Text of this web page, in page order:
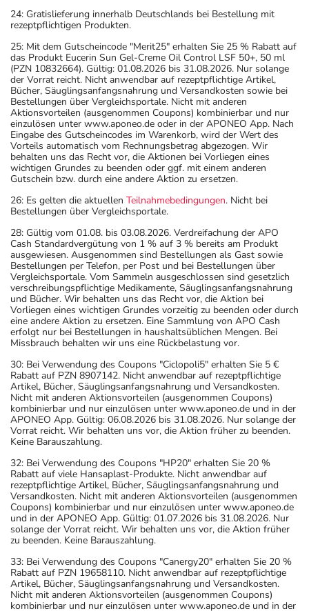
24: Gratislieferung innerhalb Deutschlands bei Bestellung mit
rezeptpflichtigen Produkten.
25: Mit dem Gutscheincode "Merit25" erhalten Sie 25 % Rabatt auf
das Produkt Eucerin Sun Gel-Creme Oil Control LSF 50+, 50 ml
(PZN 10832664). Gültig: 01.08.2026 bis 31.08.2026. Nur solange
der Vorrat reicht. Nicht anwendbar auf rezeptpflichtige Artikel,
Bücher, Säuglingsanfangsnahrung und Versandkosten sowie bei
Bestellungen über Vergleichsportale. Nicht mit anderen
Aktionsvorteilen (ausgenommen Coupons) kombinierbar und nur
einzulösen unter www.aponeo.de oder in der APONEO App. Nach
Eingabe des Gutscheincodes im Warenkorb, wird der Wert des
Vorteils automatisch vom Rechnungsbetrag abgezogen. Wir
behalten uns das Recht vor, die Aktionen bei Vorliegen eines
wichtigen Grundes zu beenden oder ggf. mit einem anderen
Gutschein bzw. durch eine andere Aktion zu ersetzen.
26: Es gelten die aktuellen Teilnahmebedingungen. Nicht bei
Bestellungen über Vergleichsportale.
28: Gültig vom 01.08. bis 03.08.2026. Verdreifachung der APO
Cash Standardvergütung von 1 % auf 3 % bereits am Produkt
ausgewiesen. Ausgenommen sind Bestellungen als Gast sowie
Bestellungen per Telefon, per Post und bei Bestellungen über
Vergleichsportale. Vom Sammeln ausgeschlossen sind gesetzlich
verschreibungspflichtige Medikamente, Säuglingsanfangsnahrung
und Bücher. Wir behalten uns das Recht vor, die Aktion bei
Vorliegen eines wichtigen Grundes vorzeitig zu beenden oder durch
eine andere Aktion zu ersetzen. Eine Sammlung von APO Cash
erfolgt nur bei Bestellungen in haushaltsüblichen Mengen. Bei
Missbrauch behalten wir uns eine Rückbelastung vor.
30: Bei Verwendung des Coupons "Ciclopoli5" erhalten Sie 5 €
Rabatt auf PZN 8907142. Nicht anwendbar auf rezeptpflichtige
Artikel, Bücher, Säuglingsanfangsnahrung und Versandkosten.
Nicht mit anderen Aktionsvorteilen (ausgenommen Coupons)
kombinierbar und nur einzulösen unter www.aponeo.de und in der
APONEO App. Gültig: 06.08.2026 bis 31.08.2026. Nur solange der
Vorrat reicht. Wir behalten uns vor, die Aktion früher zu beenden.
Keine Barauszahlung.
32: Bei Verwendung des Coupons "HP20" erhalten Sie 20 %
Rabatt auf viele Hansaplast-Produkte. Nicht anwendbar auf
rezeptpflichtige Artikel, Bücher, Säuglingsanfangsnahrung und
Versandkosten. Nicht mit anderen Aktionsvorteilen (ausgenommen
Coupons) kombinierbar und nur einzulösen unter www.aponeo.de
und in der APONEO App. Gültig: 01.07.2026 bis 31.08.2026. Nur
solange der Vorrat reicht. Wir behalten uns vor, die Aktion früher
zu beenden. Keine Barauszahlung.
33: Bei Verwendung des Coupons "Canergy20" erhalten Sie 20 %
Rabatt auf PZN 19658110. Nicht anwendbar auf rezeptpflichtige
Artikel, Bücher, Säuglingsanfangsnahrung und Versandkosten.
Nicht mit anderen Aktionsvorteilen (ausgenommen Coupons)
kombinierbar und nur einzulösen unter www.aponeo.de und in der